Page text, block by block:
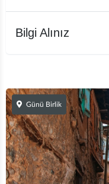
Bilgi Alınız
Günü Birlik